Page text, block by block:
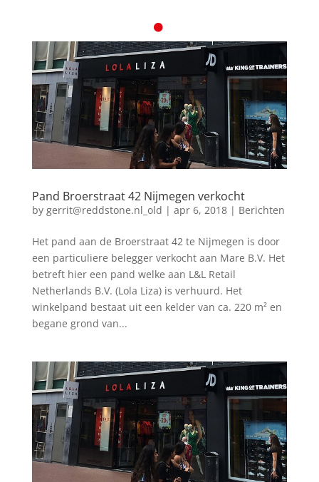
Pand Broerstraat 42 Nijmegen verkocht
by gerrit@reddstone.nl_old | apr 6, 2018| Berichten
Het pand aan de Broerstraat 42 te Nijmegen is door
een particuliere belegger verkocht aan Mare B.V. Het
betreft hier een pand welke aan L&L Retail
Netherlands B.V. (Lola Liza) is verhuurd. Het
winkelpand bestaat uit een kelder van ca. 220 m² en
begane grond van...